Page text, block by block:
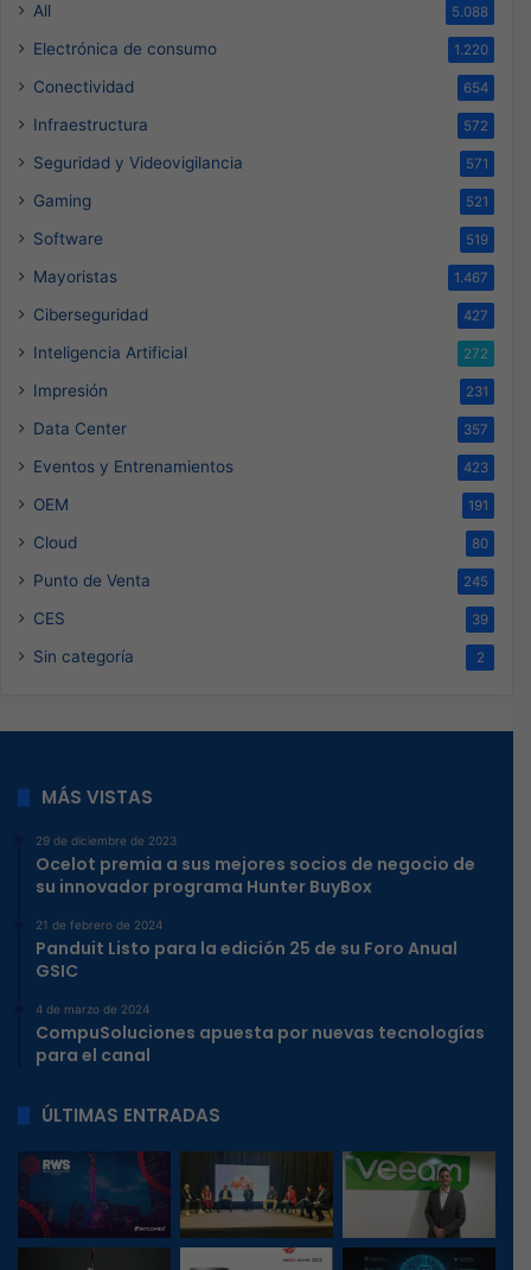
All 5.088
Electrónica de consumo 1.220
Conectividad 654
Infraestructura 572
Seguridad y Videovigilancia 571
Gaming 521
Software 519
Mayoristas 1.467
Ciberseguridad 427
Inteligencia Artificial 272
Impresión 231
Data Center 357
Eventos y Entrenamientos 423
OEM 191
Cloud 80
Punto de Venta 245
CES 39
Sin categoría 2
MÁS VISTAS
29 de diciembre de 2023
Ocelot premia a sus mejores socios de negocio de
su innovador programa Hunter BuyBox
21 de febrero de 2024
Panduit Listo para la edición 25 de su Foro Anual
GSIC
4 de marzo de 2024
CompuSoluciones apuesta por nuevas tecnologías
para el canal
ÚLTIMAS ENTRADAS